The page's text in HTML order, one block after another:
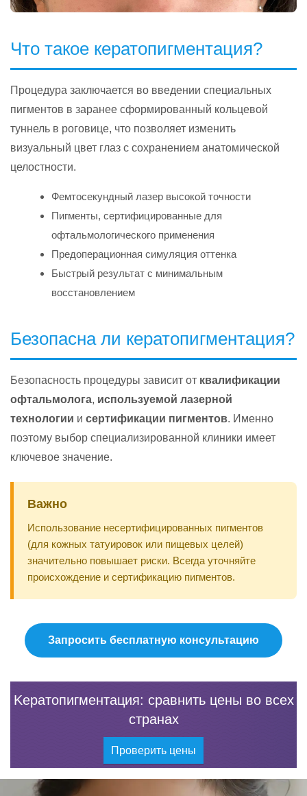
Что такое кератопигментация?
Процедура заключается во введении специальных
пигментов в заранее сформированный кольцевой
туннель в роговице, что позволяет изменить
визуальный цвет глаз с сохранением анатомической
целостности.
Фемтосекундный лазер высокой точности
Пигменты, сертифицированные для
офтальмологического применения
Предоперационная симуляция оттенка
Быстрый результат с минимальным
восстановлением
Безопасна ли кератопигментация?
Безопасность процедуры зависит от квалификации
офтальмолога, используемой лазерной
технологии и сертификации пигментов. Именно
поэтому выбор специализированной клиники имеет
ключевое значение.
Важно
Использование несертифицированных пигментов
(для кожных татуировок или пищевых целей)
значительно повышает риски. Всегда уточняйте
происхождение и сертификацию пигментов.
Запросить бесплатную консультацию
Kератопигментация: сравнить цены во всех
странах
Проверить цены